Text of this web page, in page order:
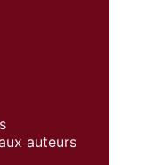
auteurs